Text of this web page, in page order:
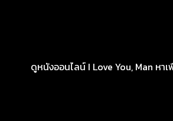
ดูหนังออนไลน์ I Love You, Man หา